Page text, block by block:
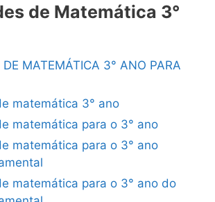
de Matemática 3°
DE MATEMÁTICA 3° ANO PARA
matemática 3° ano
matemática para o 3° ano
matemática para o 3° ano
matemática para o 3° ano do